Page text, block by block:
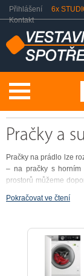
Přihlášení 6x
Kontakt
Pračky a
Pračky na prádlo lze
– na pračky s horním
prostorů můžeme
náročnější
možností volně
Pokračovat ve čtení